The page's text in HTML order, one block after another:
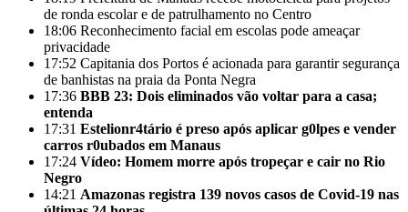
de ronda escolar e de patrulhamento no Centro
18:06 Reconhecimento facial em escolas pode ameaçar
privacidade
17:52 Capitania dos Portos é acionada para garantir segurança
de banhistas na praia da Ponta Negra
17:36 BBB 23: Dois eliminados vão voltar para a casa;
entenda
17:31 Estelionr4tário é preso após aplicar g0lpes e vender
carros r0ubados em Manaus
17:24 Vídeo: Homem morre após tropeçar e cair no Rio
Negro
14:21 Amazonas registra 139 novos casos de Covid-19 nas